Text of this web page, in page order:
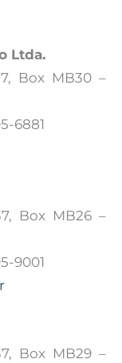
Ltda.
Box MB30 –
6881
Box MB26 –
9001
Box MB29 –